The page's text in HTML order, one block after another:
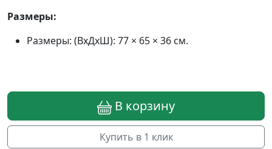
Размеры:
Размеры: (ВхДхШ): 77 × 65 × 36 см.
В корзину
Купить в 1 клик